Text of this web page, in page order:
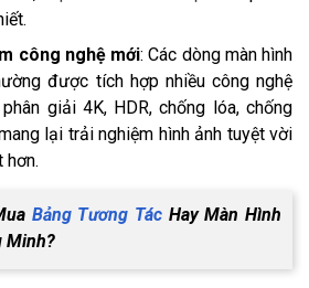
công nghệ mới: Các dòng màn hình
được tích hợp nhiều công nghệ
giải 4K, HDR, chống lóa, chống
lại trải nghiệm hình ảnh tuyệt vời
hơn.
Bảng Tương Tác Hay Màn Hình
Minh?